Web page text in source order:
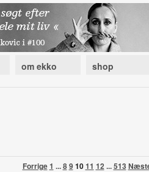
om ekko shop
Forrige1 ...891011 12 ...513